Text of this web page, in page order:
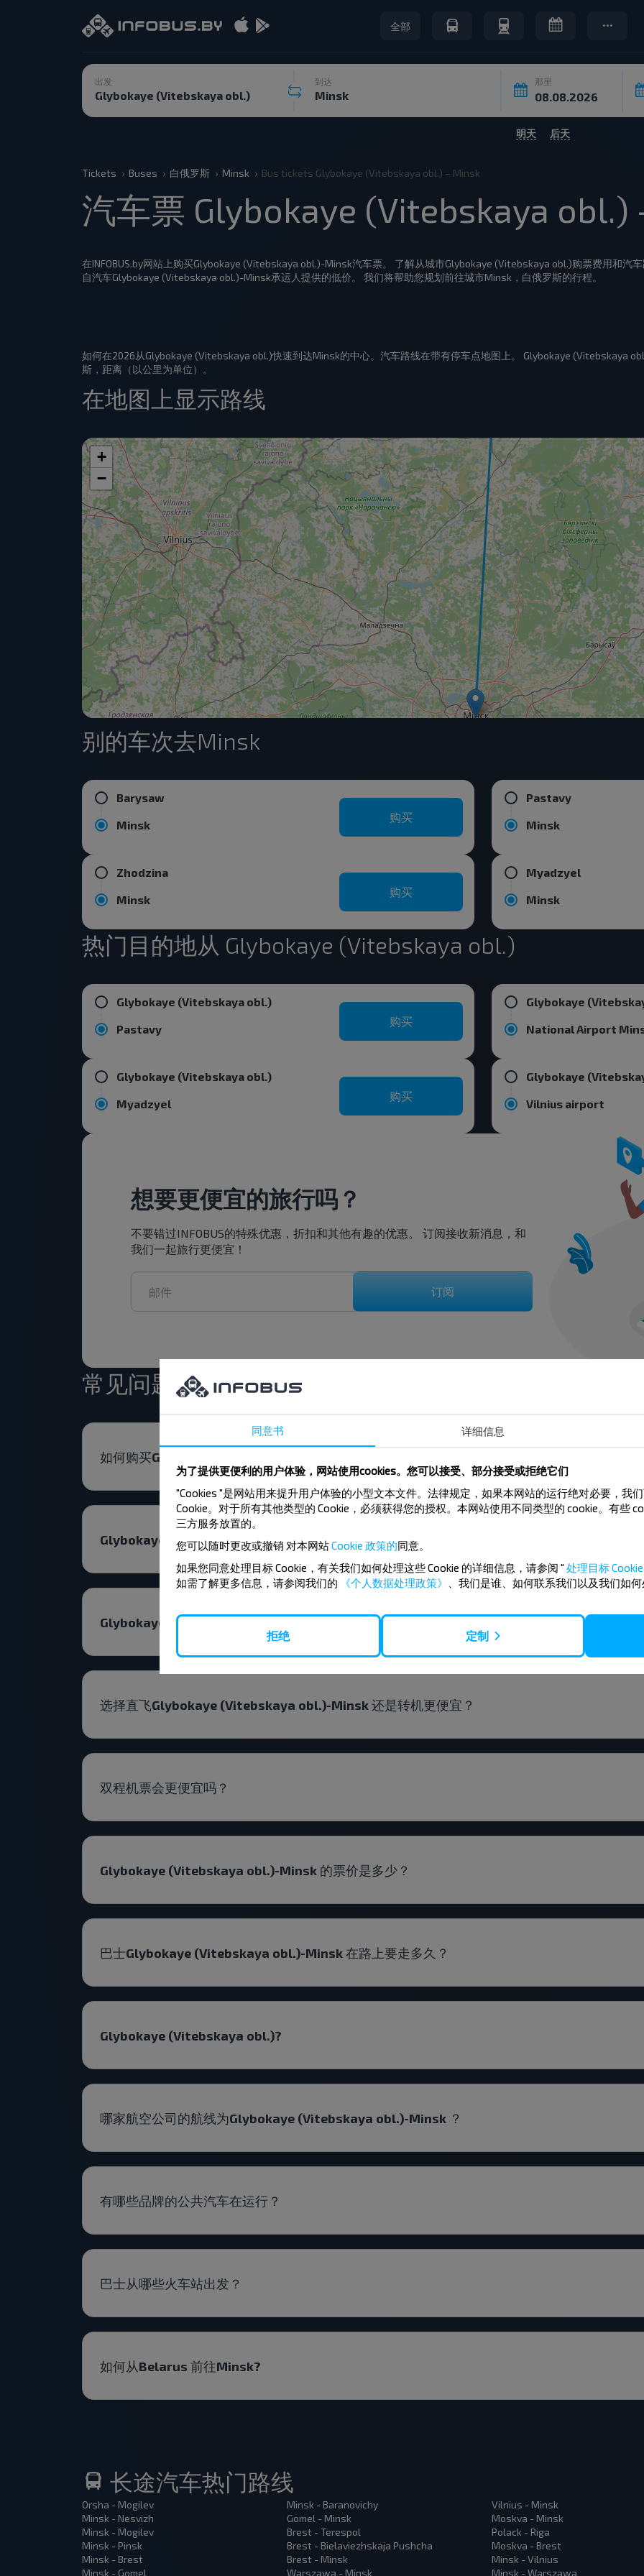
全部
出发 到达 那里
明天 后天
Tickets Buses 白俄罗斯 Minsk Bus tickets Glybokaye (Vitebskaya obl.) – Minsk
汽车票 Glybokaye (Vitebskaya obl.)
在INFOBUS.by网站上购买Glybokaye (Vitebskaya obl.)-Minsk汽车票。 了解从城市Glybokaye (Vitebskaya obl.)购票费用和汽
自汽车Glybokaye (Vitebskaya obl.)-Minsk承运人提供的低价。 我们将帮助您规划前往城市Minsk，白俄罗斯的行程。
如何在2026从Glybokaye (Vitebskaya obl.)快速到达Minsk的中心。汽车路线在带有停车点地图上。 Glybokaye (Vitebskaya
斯，距离（以公里为单位）。
在地图上显示路线
+
−
别的车次去Minsk
Barysaw
Minsk
购买
Zhodzina
Minsk
购买
Pastavy
Minsk
Myadzyel
Minsk
热门目的地从 Glybokaye (Vitebskaya obl.)
Glybokaye (Vitebskaya obl.)
Pastavy
购买
Glybokaye (Vitebskaya obl.)
Myadzyel
购买
Glybokaye
National Airport
Glybokaye
Vilnius airport
想要更便宜的旅行吗？
不要错过INFOBUS的特殊优惠，折扣和其他有趣的优惠。 订阅接收新消息，和
我们一起旅行更便宜！
订阅
常见问题解答
如何购买Glybokaye (Vitebskaya obl.)-Minsk 的巴士车票？
Glybokaye (Vitebskaya obl.)-Minsk 有旅行限制吗？
Glybokaye (Vitebskaya obl.)-Minsk?
选择直飞Glybokaye (Vitebskaya obl.)-Minsk 还是转机更便宜？
双程机票会更便宜吗？
Glybokaye (Vitebskaya obl.)-Minsk 的票价是多少？
巴士Glybokaye (Vitebskaya obl.)-Minsk 在路上要走多久？
Glybokaye (Vitebskaya obl.)?
哪家航空公司的航线为Glybokaye (Vitebskaya obl.)-Minsk ？
有哪些品牌的公共汽车在运行？
巴士从哪些火车站出发？
如何从Belarus 前往Minsk?
长途汽车热门路线
Orsha - Mogilev
Minsk - Nesvizh
Minsk - Mogilev
Minsk - Pinsk
Minsk - Brest
Minsk - Gomel
Minsk - Baranovichy
Gomel - Minsk
Brest - Terespol
Brest - Bielaviezhskaja Pushcha
Brest - Minsk
Warszawa - Minsk
Vilnius - Minsk
Moskva - Minsk
Polack - Riga
Moskva - Brest
Minsk - Vilnius
Minsk - Warszawa
同意书 详细信息
为了提供更便利的用户体验，网站使用cookies。您可以接受、部分接受或拒绝它们
"Cookies "是网站用来提升用户体验的小型文本文件。法律规定，如果本网站的运行绝对必要，我
Cookie。对于所有其他类型的 Cookie，必须获得您的授权。本网站使用不同类型的 cookie。有些
三方服务放置的。
您可以随时更改或撤销 对本网站Cookie 政策的同意。
如果您同意处理目标 Cookie，有关我们如何处理这些 Cookie 的详细信息，请参阅 " 处理目标
如需了解更多信息，请参阅我们的
《个人数据处理政策》 、我们是谁、如何联系我们以及我们如
拒绝 定制